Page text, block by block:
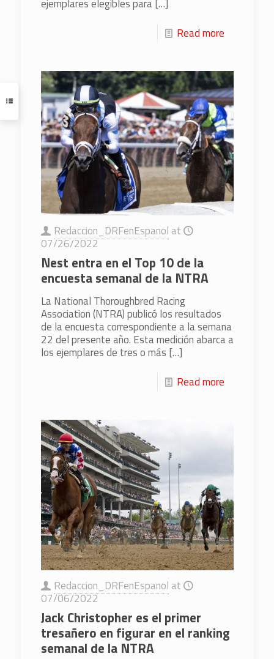
ejemplares elegibles para[…]
Read more
Redaccion_DRFenEspanol at
07/26/2022
Nest entra en el Top 10 de la
encuesta semanal de la NTRA
La National Thoroughbred Racing
Association (NTRA) publicó los resultados
de la encuesta correspondiente a la semana
22 del presente año. Esta medición abarca a
los ejemplares de tres o más […]
Read more
Redaccion_DRFenEspanol at
07/06/2022
Jack Christopher es el primer
tresañero en figurar en el ranking
semanal de la NTRA